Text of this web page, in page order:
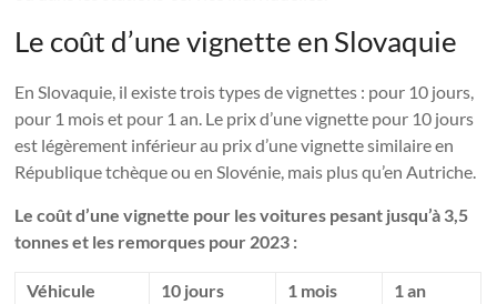
Le coût d’une vignette en Slovaquie
En Slovaquie, il existe trois types de vignettes : pour 10 jours,
pour 1 mois et pour 1 an. Le prix d’une vignette pour 10 jours
est légèrement inférieur au prix d’une vignette similaire en
République tchèque ou en Slovénie, mais plus qu’en Autriche.
Le coût d’une vignette pour les voitures pesant jusqu’à 3,5
tonnes et les remorques pour 2023 :
Véhicule 10 jours 1 mois
1 an